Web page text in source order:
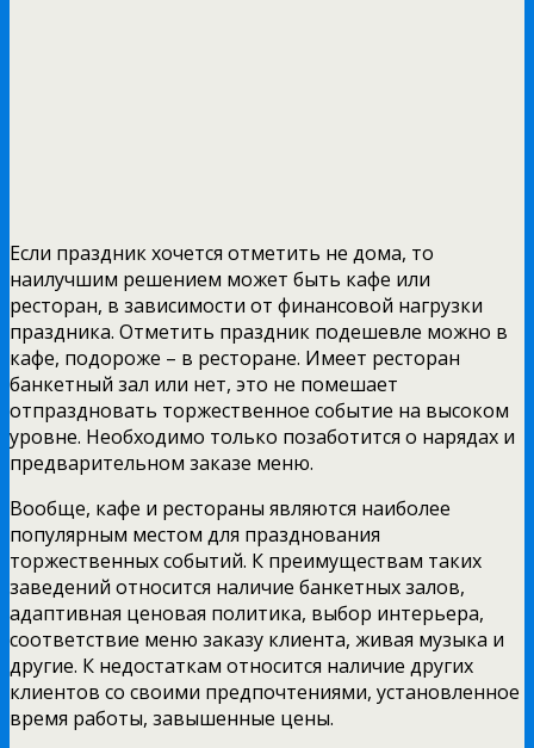
Если праздник хочется отметить не дома, то
наилучшим решением может быть кафе или
ресторан, в зависимости от финансовой нагрузки
праздника. Отметить праздник подешевле можно в
кафе, подороже – в ресторане. Имеет ресторан
банкетный зал или нет, это не помешает
отпраздновать торжественное событие на высоком
уровне. Необходимо только позаботится о нарядах и
предварительном заказе меню.
Вообще, кафе и рестораны являются наиболее
популярным местом для празднования
торжественных событий. К преимуществам таких
заведений относится наличие банкетных залов,
адаптивная ценовая политика, выбор интерьера,
соответствие меню заказу клиента, живая музыка и
другие. К недостаткам относится наличие других
клиентов со своими предпочтениями, установленное
время работы, завышенные цены.